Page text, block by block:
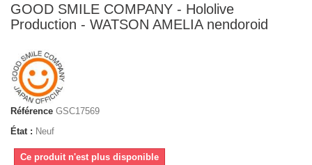
GOOD SMILE COMPANY - Hololive
Production - WATSON AMELIA nendoroid
Référence GSC17569
État : Neuf
Ce produit n'est plus disponible